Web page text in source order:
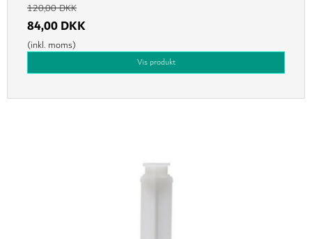
120,00 DKK
84,00 DKK
(inkl. moms)
Vis produkt